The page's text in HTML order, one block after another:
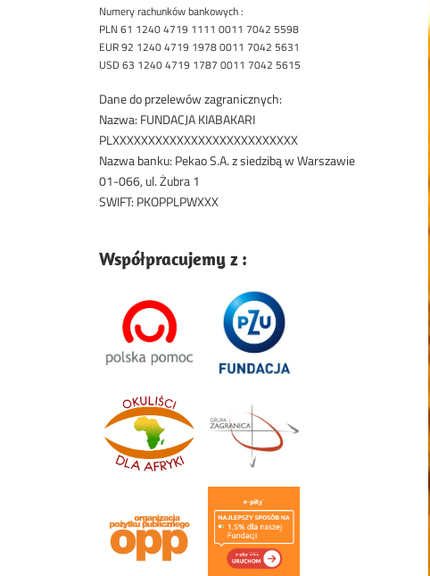
Numery rachunków bankowych :
PLN 61 1240 4719 1111 0011 7042 5598
EUR 92 1240 4719 1978 0011 7042 5631
USD 63 1240 4719 1787 0011 7042 5615
Dane do przelewów zagranicznych:
Nazwa: FUNDACJA KIABAKARI
PLXXXXXXXXXXXXXXXXXXXXXXXXXX
Nazwa banku: Pekao S.A. z siedzibą w Warszawie
01-066, ul. Żubra 1
SWIFT: PKOPPLPWXXX
Współpracujemy z :